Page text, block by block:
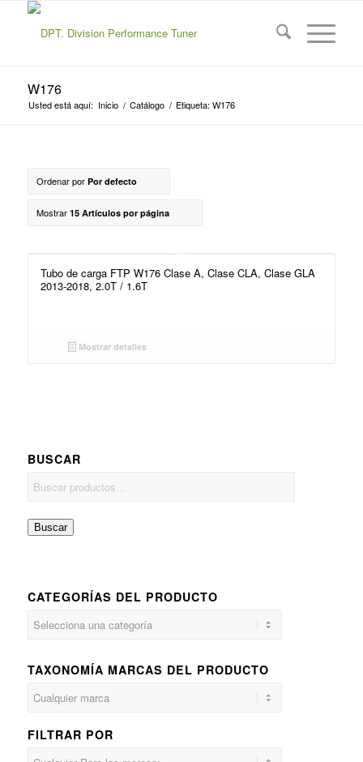
W176
Usted está aquí: Inicio / Catálogo / Etiqueta: W176
Ordenar por Por defecto
Mostrar 15 Artículos por página
Tubo de carga FTP W176 Clase A, Clase CLA, Clase GLA
2013-2018, 2.0T / 1.6T
Mostrar detalles
BUSCAR
Buscar
CATEGORÍAS DEL PRODUCTO
TAXONOMÍA MARCAS DEL PRODUCTO
FILTRAR POR